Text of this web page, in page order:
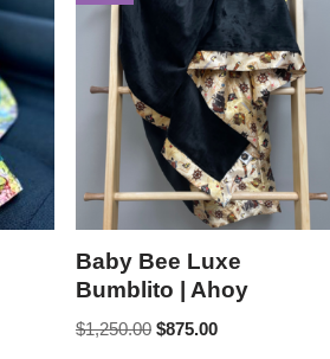
Baby Bee Luxe
Bumblito | Ahoy
$1,250.00 $875.00